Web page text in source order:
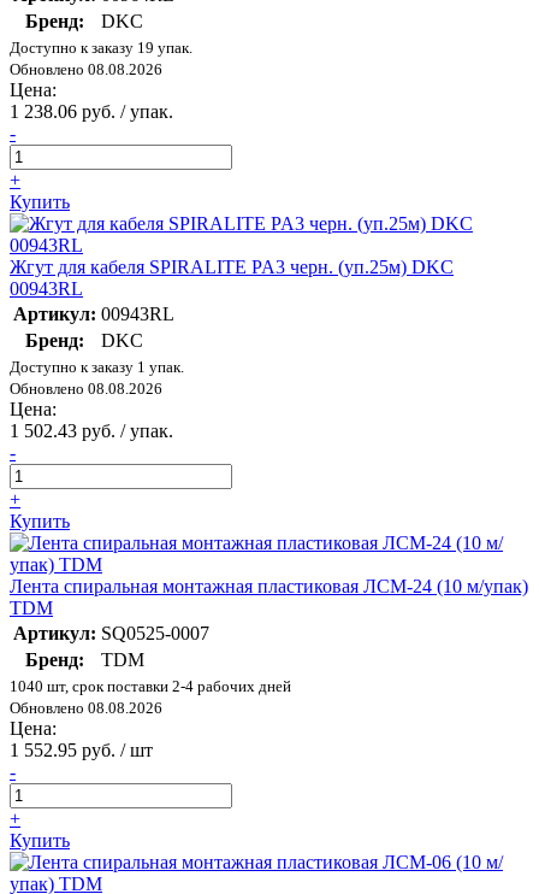
Бренд:
DKC
Доступно к заказу 19 упак.
Обновлено 08.08.2026
Цена:
1 238.06 руб. / упак.
-
+
Купить
Жгут для кабеля SPIRALITE PA3 черн. (уп.25м) DKC
00943RL
Артикул: 00943RL
Бренд:
DKC
Доступно к заказу 1 упак.
Обновлено 08.08.2026
Цена:
1 502.43 руб. / упак.
-
+
Купить
Лента спиральная монтажная пластиковая ЛСМ-24 (10 м/упак)
TDM
Артикул: SQ0525-0007
Бренд:
TDM
1040 шт, срок поставки 2-4 рабочих дней
Обновлено 08.08.2026
Цена:
1 552.95 руб. / шт
-
+
Купить